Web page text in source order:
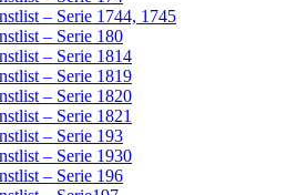
– Serie 1744, 1745
– Serie 180
– Serie 1814
– Serie 1819
– Serie 1820
– Serie 1821
– Serie 193
– Serie 1930
– Serie 196